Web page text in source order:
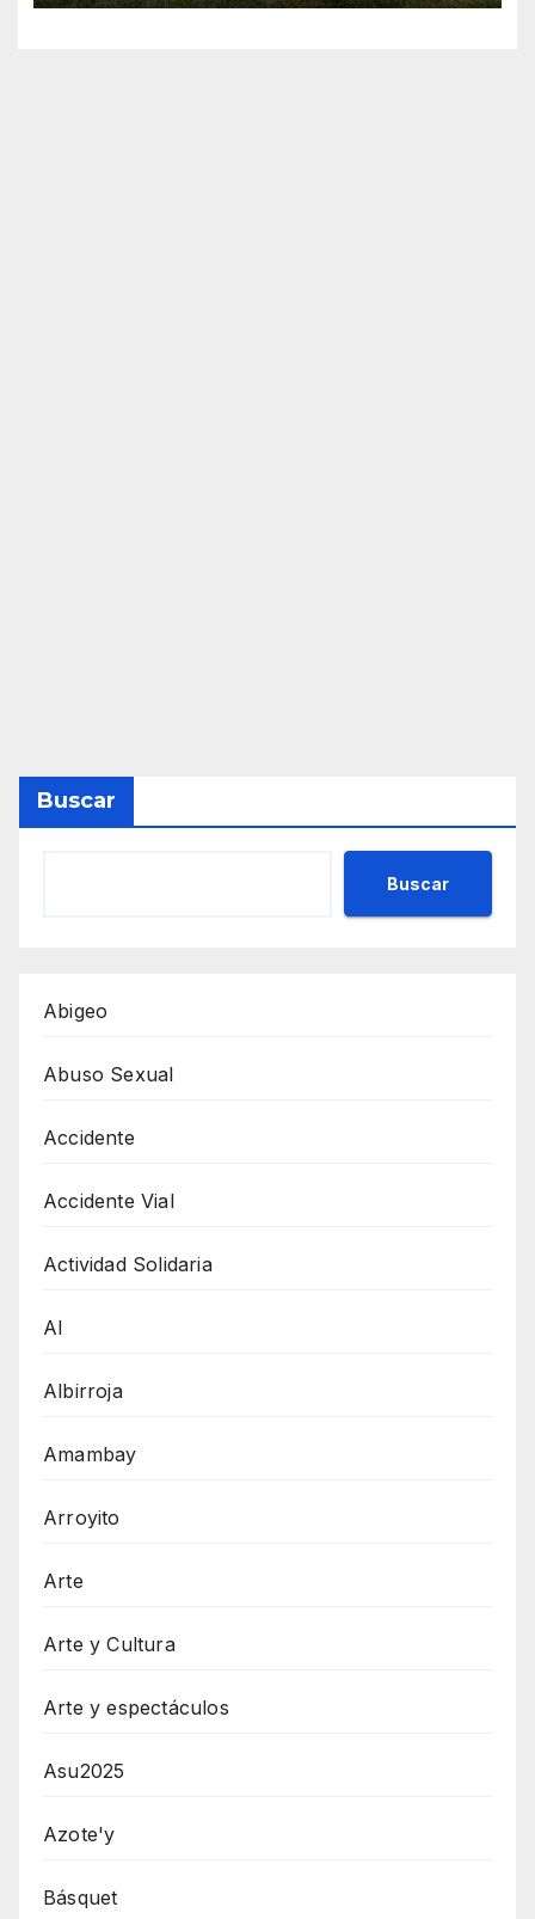
Buscar
Buscar
Abigeo
Abuso Sexual
Accidente
Accidente Vial
Actividad Solidaria
AI
Albirroja
Amambay
Arroyito
Arte
Arte y Cultura
Arte y espectáculos
Asu2025
Azote'y
Básquet